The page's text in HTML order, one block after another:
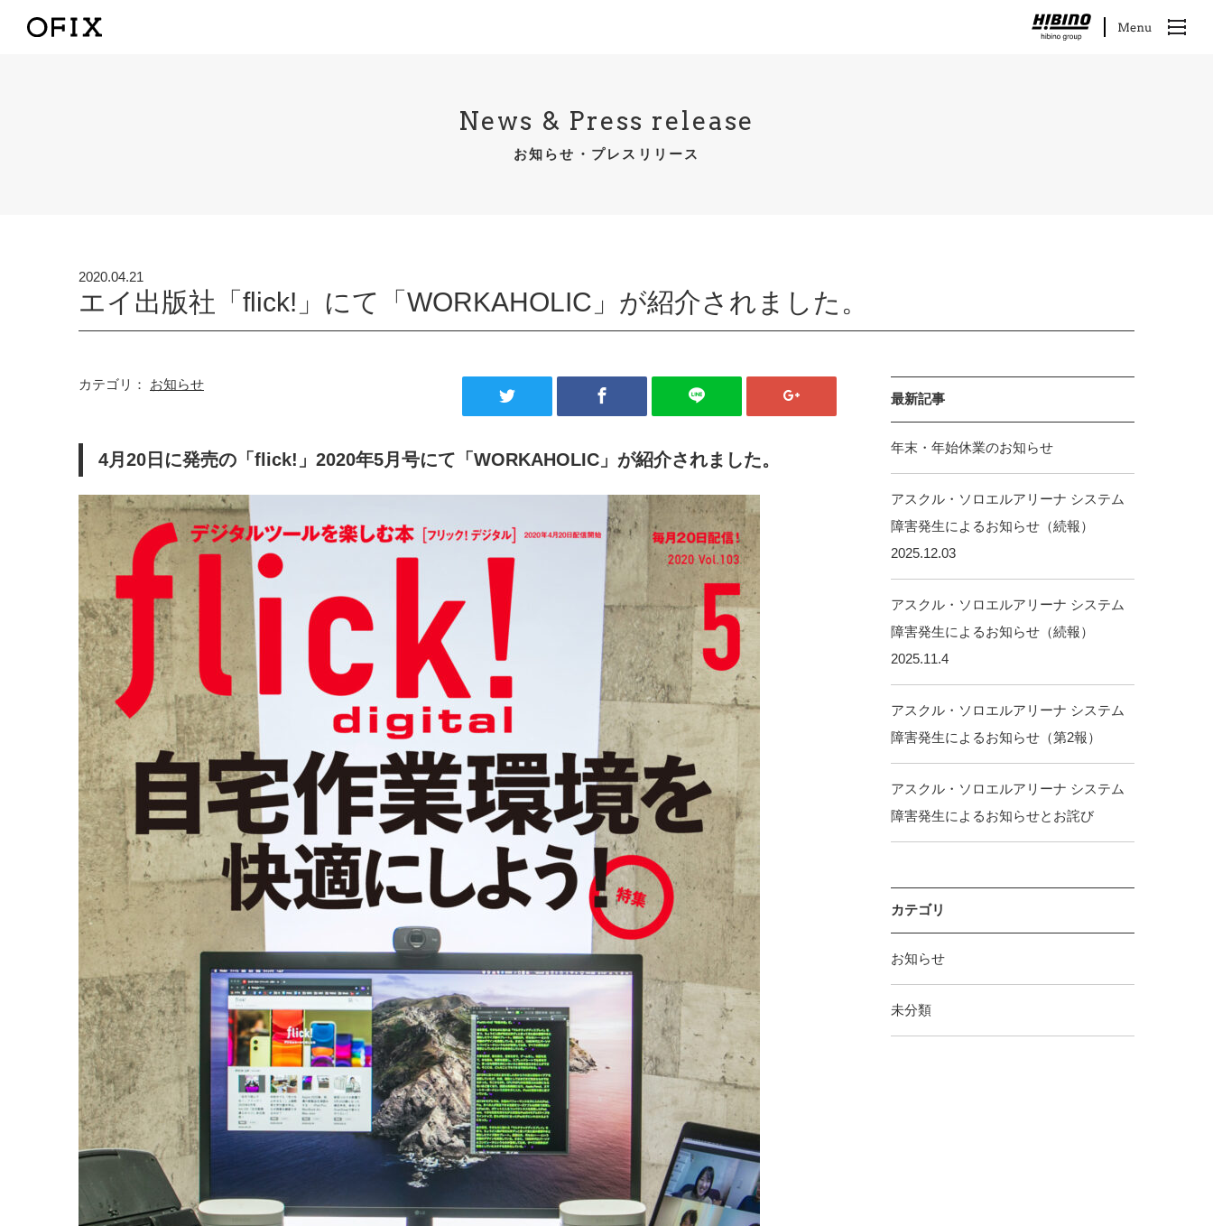
News & Press release
お知らせ・プレスリリース
2020.04.21
エイ出版社「flick!」にて「WORKAHOLIC」が紹介されました。
カテゴリ： お知らせ
4月20日に発売の「flick!」2020年5月号にて「WORKAHOLIC」が紹介されました。
最新記事
年末・年始休業のお知らせ
アスクル・ソロエルアリーナ システム
障害発生によるお知らせ（続報）
2025.12.03
アスクル・ソロエルアリーナ システム
障害発生によるお知らせ（続報）
2025.11.4
アスクル・ソロエルアリーナ システム
障害発生によるお知らせ（第2報）
アスクル・ソロエルアリーナ システム
障害発生によるお知らせとお詫び
カテゴリ
お知らせ
未分類